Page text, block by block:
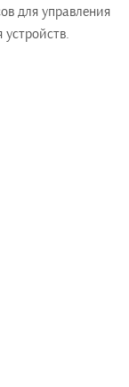
для управления